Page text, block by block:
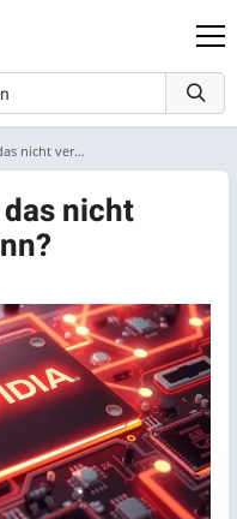
Nvidia-Aktie: Wenn das nicht verrückt ist, was dann?
nicht